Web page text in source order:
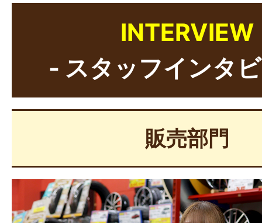
INTERVIEW
- スタッフインタ
販売部門